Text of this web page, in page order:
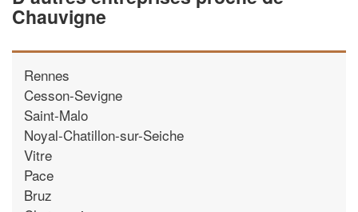
Chauvigne
Rennes
Cesson-Sevigne
Saint-Malo
Noyal-Chatillon-sur-Seiche
Vitre
Pace
Bruz